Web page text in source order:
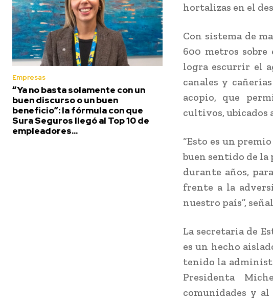
Empresas
“Ya no basta solamente con un
buen discurso o un buen
beneficio”: la fórmula con que
Sura Seguros llegó al Top 10 de
empleadores...
hortalizas en el
Con sistema de
600 metros sobre
logra escurrir el
canales y
acopio, que
cultivos, ubicados
“Esto es un
buen sentido de
durante años,
frente a la
nuestro país”,
La secretaria de
es un hecho
tenido la
Presidenta
comunidades y